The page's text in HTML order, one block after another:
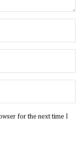
for the next time I